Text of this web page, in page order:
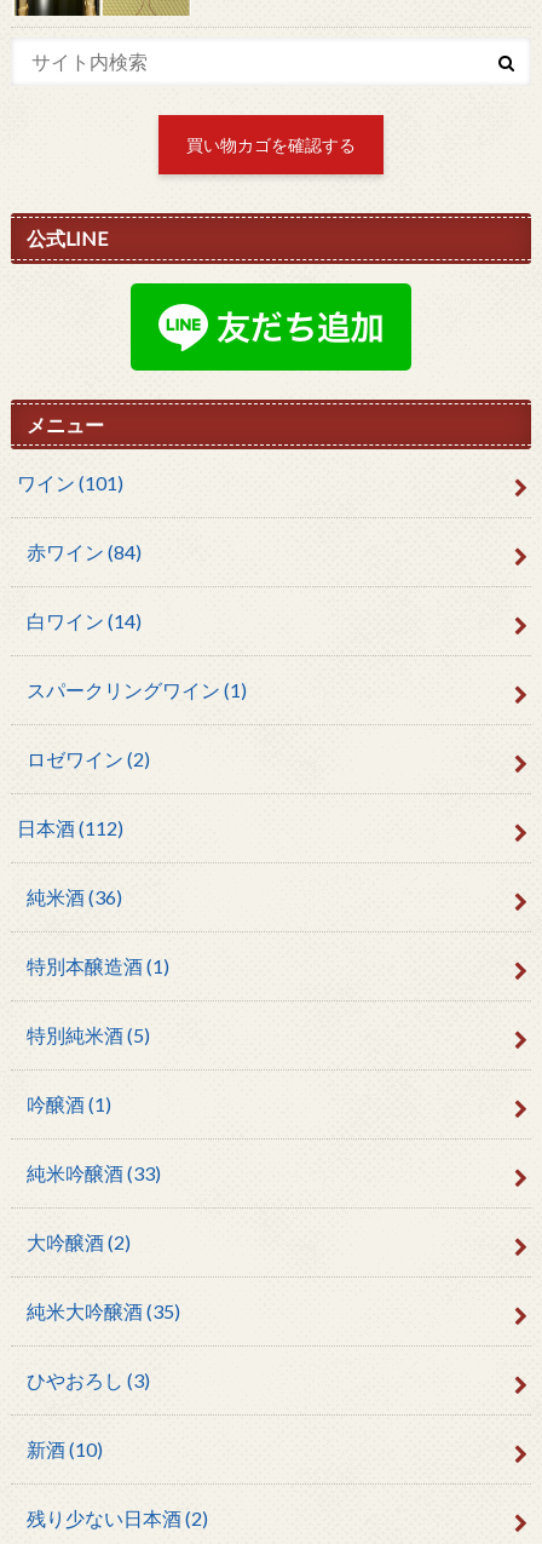
買い物カゴを確認する
公式LINE
メニュー
ワイン (101)
赤ワイン (84)
白ワイン (14)
スパークリングワイン (1)
ロゼワイン (2)
日本酒(112)
純米酒(36)
特別本醸造酒(1)
特別純米酒(5)
吟醸酒(1)
純米吟醸酒(33)
大吟醸酒(2)
純米大吟醸酒(35)
ひやおろし (3)
新酒(10)
残り少ない日本酒(2)